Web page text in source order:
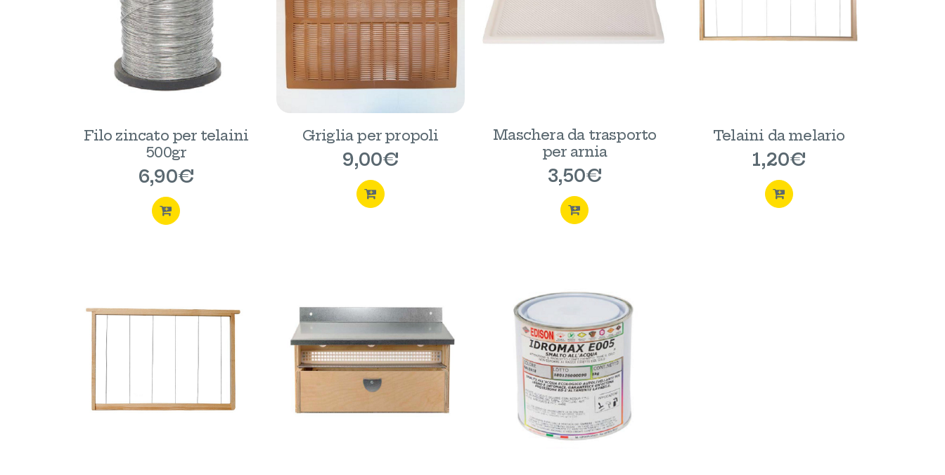
Filo zincato per telaini
500gr
6,90€
Griglia per propoli
9,00€
Maschera da trasporto
per arnia
3,50€
Telaini da melario
1,20€